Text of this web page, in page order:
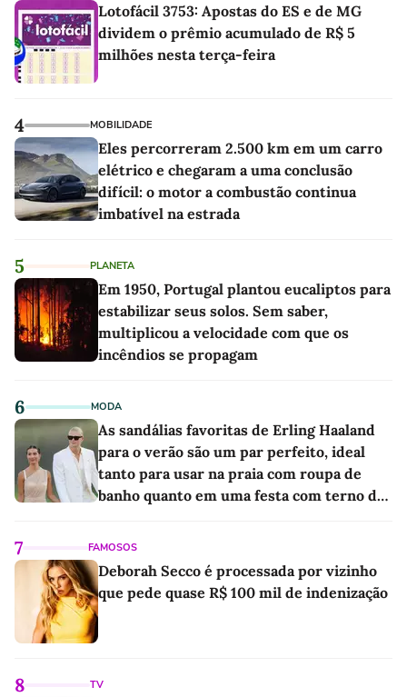
Lotofácil 3753: Apostas do ES e de MG
dividem o prêmio acumulado de R$ 5
milhões nesta terça-feira
4 MOBILIDADE
Eles percorreram 2.500 km em um carro
elétrico e chegaram a uma conclusão
difícil: o motor a combustão continua
imbatível na estrada
5 PLANETA
Em 1950, Portugal plantou eucaliptos para
estabilizar seus solos. Sem saber,
multiplicou a velocidade com que os
incêndios se propagam
6 MODA
As sandálias favoritas de Erling Haaland
para o verão são um par perfeito, ideal
tanto para usar na praia com roupa de
banho quanto em uma festa com terno de
7 FAMOSOS
Deborah Secco é processada por vizinho
que pede quase R$ 100 mil de indenização
8 TV